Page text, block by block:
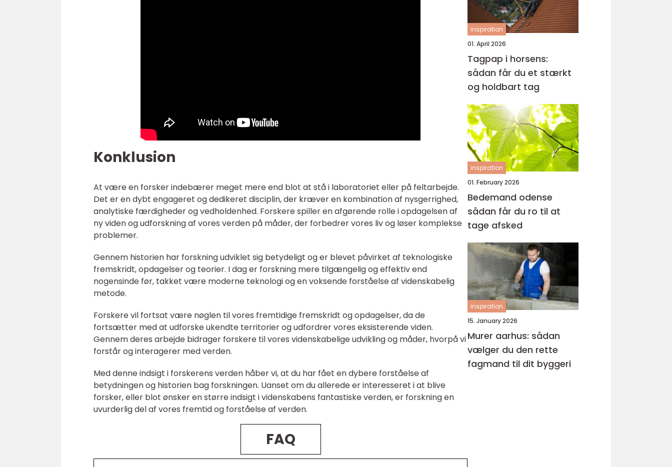
Konklusion
At være en forsker indebærer meget mere end blot at stå i laboratoriet eller på feltarbejde.
Det er en dybt engageret og dedikeret disciplin, der kræver en kombination af nysgerrighed,
analytiske færdigheder og vedholdenhed. Forskere spiller en afgørende rolle i opdagelsen af
ny viden og udforskning af vores verden på måder, der forbedrer vores liv og løser komplekse
problemer.
Gennem historien har forskning udviklet sig betydeligt og er blevet påvirket af teknologiske
fremskridt, opdagelser og teorier. I dag er forskning mere tilgængelig og effektiv end
nogensinde før, takket være moderne teknologi og en voksende forståelse af videnskabelig
metode.
Forskere vil fortsat være nøglen til vores fremtidige fremskridt og opdagelser, da de
fortsætter med at udforske ukendte territorier og udfordrer vores eksisterende viden.
Gennem deres arbejde bidrager forskere til vores videnskabelige udvikling og måder, hvorpå vi
forstår og interagerer med verden.
Med denne indsigt i forskerens verden håber vi, at du har fået en dybere forståelse af
betydningen og historien bag forskningen. Uanset om du allerede er interesseret i at blive
forsker, eller blot ønsker en større indsigt i videnskabens fantastiske verden, er forskning en
uvurderlig del af vores fremtid og forståelse af verden.
FAQ
inspiration
01. April 2026
Tagpap i horsens:
sådan får du et stærkt
og holdbart tag
inspiration
01. February 2026
Bedemand odense
sådan får du ro til at
tage afsked
inspiration
15. January 2026
Murer aarhus: sådan
vælger du den rette
fagmand til dit byggeri